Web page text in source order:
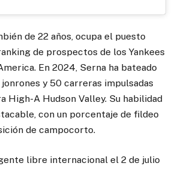
de 22 años, ocupa el puesto
de prospectos de los Yankees
En 2024, Serna ha bateado
jonrones y 50 carreras impulsadas
High-A Hudson Valley. Su habilidad
con un porcentaje de fildeo
de campocorto.
libre internacional el 2 de julio